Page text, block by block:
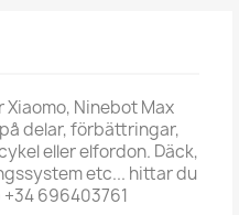
Ninebot Max
delar, förbättringar,
eller elfordon. Däck,
etc... hittar du
696403761